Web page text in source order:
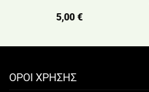
5,00 €
ΟΡΟΙ ΧΡΗΣΗΣ